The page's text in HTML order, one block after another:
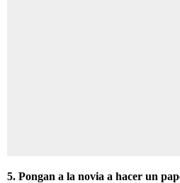
5. Pongan a la novia a hacer un